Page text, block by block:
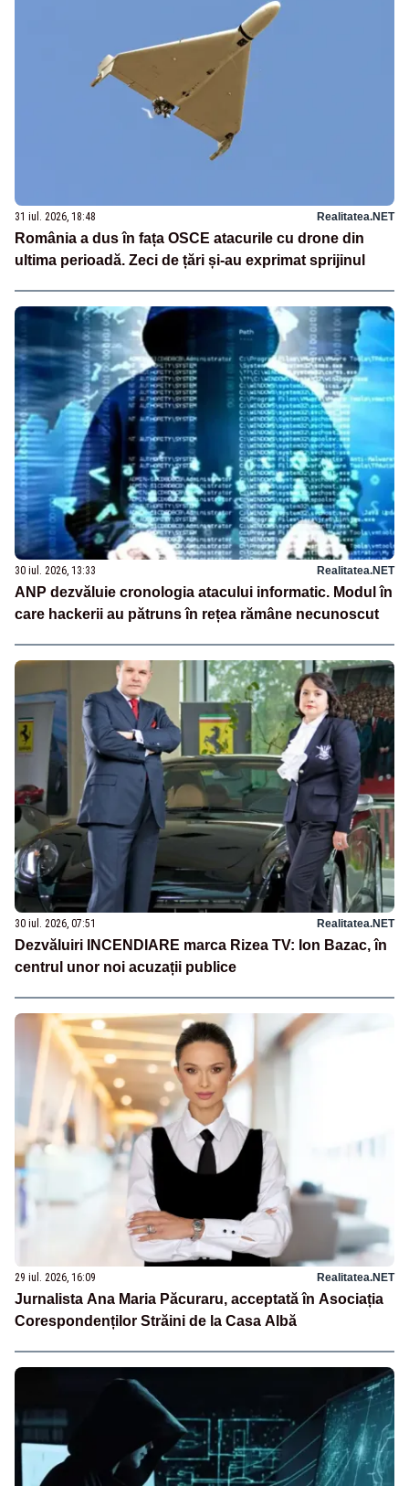
31 iul. 2026, 18:48 Realitatea.NET
România a dus în fața OSCE atacurile cu drone din
ultima perioadă. Zeci de țări și-au exprimat sprijinul
30 iul. 2026, 13:33 Realitatea.NET
ANP dezvăluie cronologia atacului informatic. Modul în
care hackerii au pătruns în rețea rămâne necunoscut
30 iul. 2026, 07:51 Realitatea.NET
Dezvăluiri INCENDIARE marca Rizea TV: Ion Bazac, în
centrul unor noi acuzații publice
29 iul. 2026, 16:09 Realitatea.NET
Jurnalista Ana Maria Păcuraru, acceptată în Asociația
Corespondenților Străini de la Casa Albă